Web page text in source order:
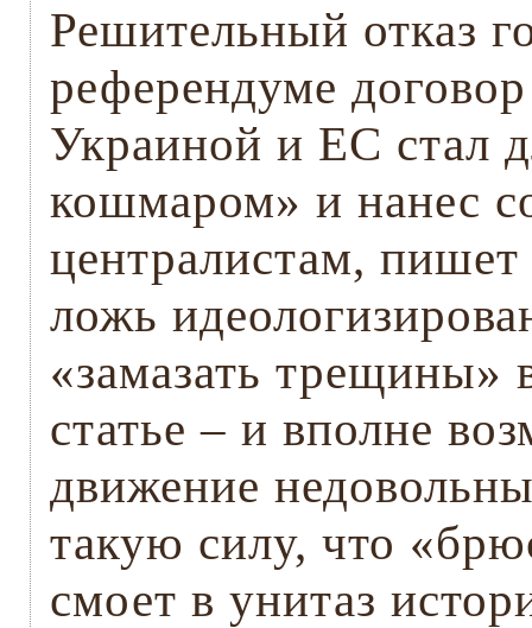
Решительный отказ
референдуме
Украиной и ЕС стал
кошмаром» и нанес
централистам,
ложь
«замазать трещины»
статье – и вполне
движение
такую силу, что
смоет в унитаз